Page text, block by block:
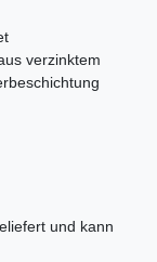
verzinktem
und kann